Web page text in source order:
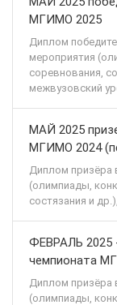
МГИМО 2025
Диплом
мероприятия
соревнования,
межвузовский
МАЙ 2025
МГИМО 2024
Диплом призёра
(олимпиады,
состязания и
ФЕВРАЛЬ 2025
чемпионата
Диплом призёра
(олимпиады,